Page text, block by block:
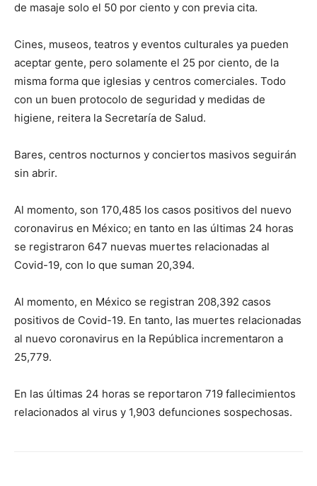
de masaje solo el 50 por ciento y con previa cita.
Cines, museos, teatros y eventos culturales ya pueden
aceptar gente, pero solamente el 25 por ciento, de la
misma forma que iglesias y centros comerciales. Todo
con un buen protocolo de seguridad y medidas de
higiene, reitera la Secretaría de Salud.
Bares, centros nocturnos y conciertos masivos seguirán
sin abrir.
Al momento, son 170,485 los casos positivos del nuevo
coronavirus en México; en tanto en las últimas 24 horas
se registraron 647 nuevas muertes relacionadas al
Covid-19, con lo que suman 20,394.
Al momento, en México se registran 208,392 casos
positivos de Covid-19. En tanto, las muertes relacionadas
al nuevo coronavirus en la República incrementaron a
25,779.
En las últimas 24 horas se reportaron 719 fallecimientos
relacionados al virus y 1,903 defunciones sospechosas.